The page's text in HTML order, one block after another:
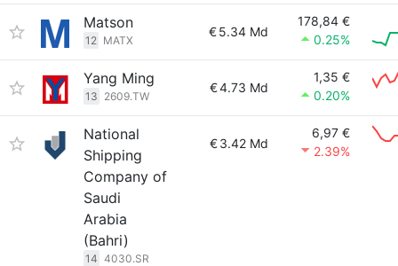
Matson
12 MATX
€5.34 Md
178,84 €
0.25%
Yang Ming
13 2609.TW
€4.73 Md
1,35 €
0.20%
National
Shipping
Company of
Saudi
Arabia
(Bahri)
14 4030.SR
€3.42 Md
6,97 €
2.39%